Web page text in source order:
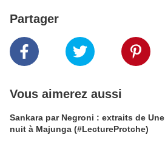
Partager
Vous aimerez aussi
Sankara par Negroni : extraits de Une
nuit à Majunga (#LectureProtche)